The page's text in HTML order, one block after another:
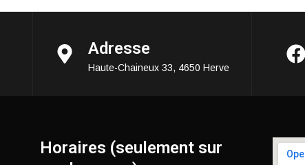
Adresse
Haute-Chaineux 33, 4650 Herve
Horaires (seulement sur